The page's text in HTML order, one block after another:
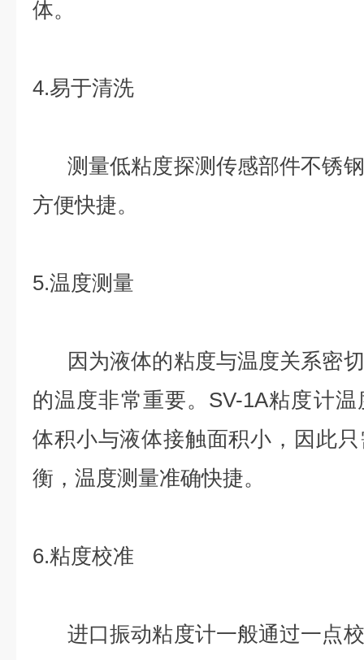
体。
4.易于清洗
测量低粘度探测传感部件不锈
方便快捷。
5.温度测量
因为液体的粘度与温度关系密
的温度非常重要。SV-1A粘度计
体积小与液体接触面积小，因此
衡，温度测量准确快捷。
6.粘度校准
进口振动粘度计一般通过一点